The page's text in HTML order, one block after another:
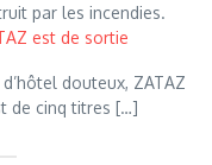
par les incendies.
est de sortie
douteux, ZATAZ
de cinq titres […]